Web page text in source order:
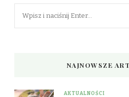
NAJNOWSZE
AKTUALNOŚCI